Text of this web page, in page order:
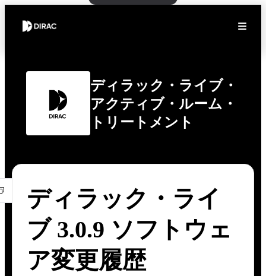
ディラック・ライブ・
アクティブ・ルーム・
トリートメント
ディラック・ライ
ブ 3.0.9 ソフトウェ
ア変更履歴